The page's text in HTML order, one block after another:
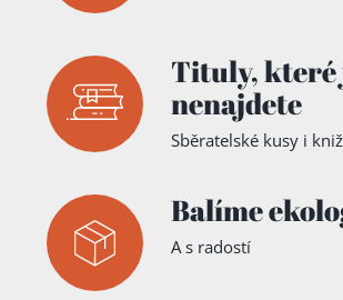
Tituly,které
nenajdete
Sběratelské kusy i
Balíme
A s radostí